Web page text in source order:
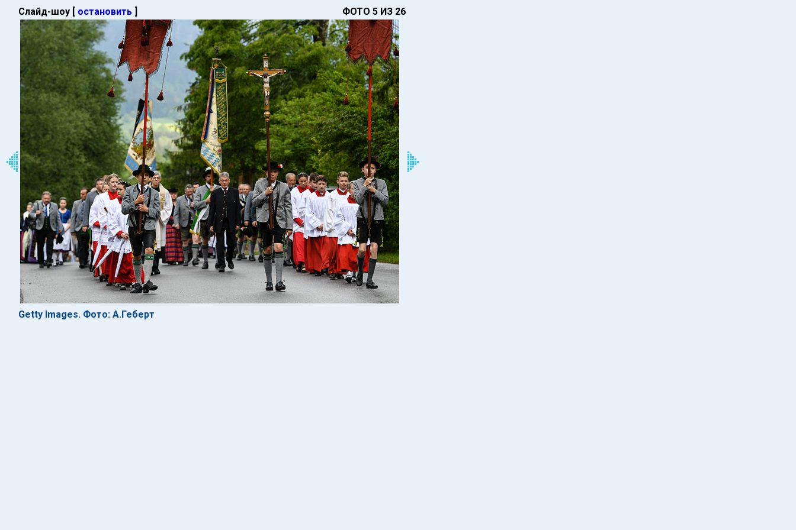
Слайд-шоу [ остановить ] ФОТО 5 ИЗ 26
Getty Images. Фото: А.Геберт